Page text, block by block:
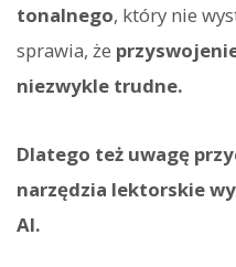
tonalnego, który nie
sprawia, że
niezwykle trudne.
Dlatego też uwagę
narzędzia lektorskie
AI.